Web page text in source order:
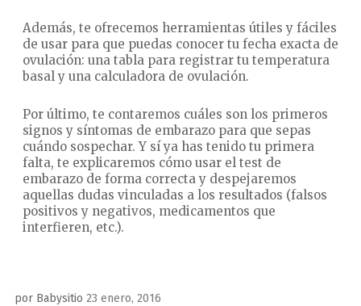
Además, te ofrecemos herramientas útiles y fáciles
de usar para que puedas conocer tu fecha exacta de
ovulación: una tabla para registrar tu temperatura
basal y una calculadora de ovulación.
Por último, te contaremos cuáles son los primeros
signos y síntomas de embarazo para que sepas
cuándo sospechar. Y sí ya has tenido tu primera
falta, te explicaremos cómo usar el test de
embarazo de forma correcta y despejaremos
aquellas dudas vinculadas a los resultados (falsos
positivos y negativos, medicamentos que
interfieren, etc.).
por Babysitio Publicado
23 enero, 2016